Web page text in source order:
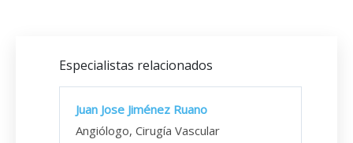
Especialistas relacionados
Juan Jose Jiménez Ruano
Angiólogo, Cirugía Vascular